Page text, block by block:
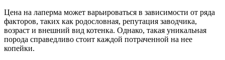
Цена на лаперма может варьироваться в зависимости от ряда
факторов, таких как родословная, репутация заводчика,
возраст и внешний вид котенка. Однако, такая уникальная
порода справедливо стоит каждой потраченной на нее
копейки.